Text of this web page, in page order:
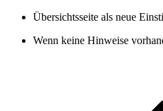
Übersichtsseite als neue
Wenn keine Hinweise